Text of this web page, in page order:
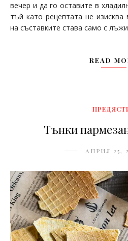
вечер и да го оставите в
тъй като рецептата не
на съставките става само с
READ
Тънки
АПРИЛ 25,